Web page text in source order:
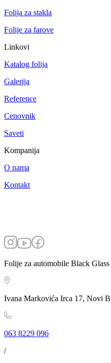
Folija za stakla
Folije za farove
Linkovi
Katalog folija
Galerija
Reference
Cenovnik
Saveti
Kompanija
O nama
Kontakt
Folije za automobile Black Glass
Ivana Markovića Irca 17, Novi
063 8229 096
/